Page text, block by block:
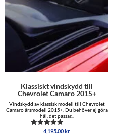
Klassiskt vindskydd till
Chevrolet Camaro 2015+
Vindskydd av klassisk modell till Chevrolet
Camaro årsmodell 2015+. Du behöver ej göra
hål, det passar...
Betygsatt
4,195.00kr